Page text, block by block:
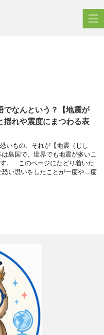
でなんという？【地震が
揺れや震度にまつわる表
いもの、それが【地震（じし
島国で、世界でも地震が多いこ
。 このページにたどり着いた
い思いをしたことが一度や二度